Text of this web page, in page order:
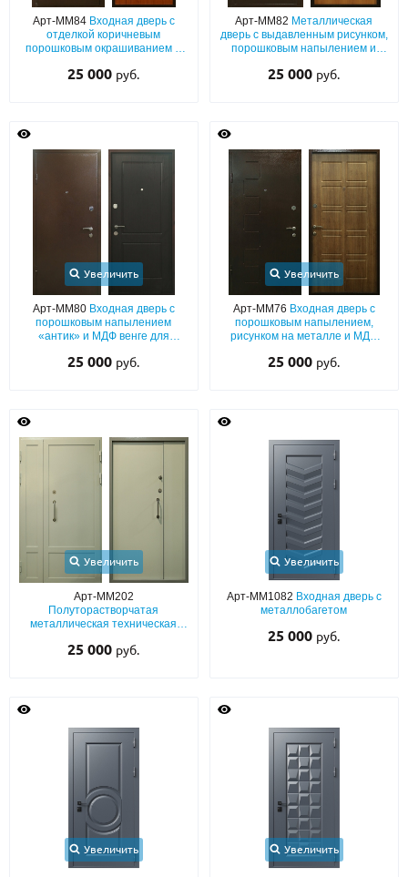
Арт-ММ84 Входная дверь с
отделкой коричневым
порошковым окрашиванием и
25 000 руб.
Арт-ММ82 Металлическая
дверь с выдавленным рисунком,
порошковым напылением и
25 000 руб.
Увеличить
Арт-ММ80 Входная дверь с
порошковым напылением
«антик» и МДФ венге для
25 000 руб.
Увеличить
Арт-ММ76 Входная дверь с
порошковым напылением,
рисунком на металле и МДФ
25 000 руб.
Увеличить
Арт-ММ202
Полуторастворчатая
металлическая техническая
25 000 руб.
Увеличить
Арт-ММ1082 Входная дверь с
металлобагетом
25 000 руб.
Увеличить Увеличить